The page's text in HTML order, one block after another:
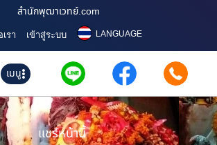
สำนักพุฒาเวทย์.com
รา เข้าสู่ระบบ LANGUAGE
เมนู
แชร์หน้านี้